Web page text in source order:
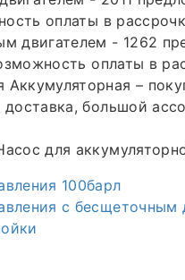
оплаты в
двигателем - 1262
оплаты в
–
большой
для
100барл
с